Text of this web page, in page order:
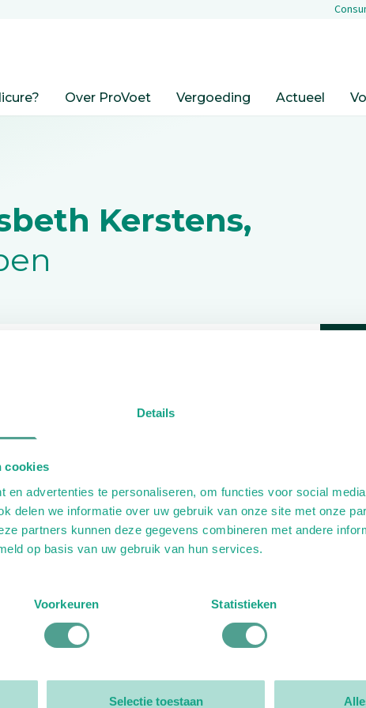
Details
cookies
en advertenties te personaliseren, om functies voor social
delen we informatie over uw gebruik van onze site met onze
partners kunnen deze gegevens combineren met andere
op basis van uw gebruik van hun services.
Voorkeuren Statistieken
Selectie toestaan
Over ProVoet Vergoeding Actueel
Kerstens,